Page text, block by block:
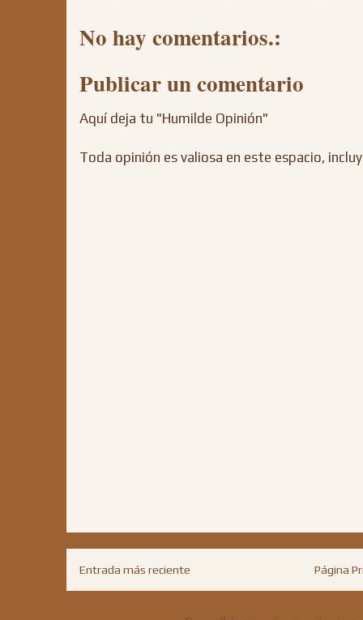
No hay comentarios.:
Publicar un comentario
Aquí deja tu "Humilde Opinión"
Toda opinión es valiosa en este espacio,
Entrada más reciente Página